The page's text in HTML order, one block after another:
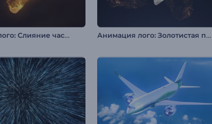
Анимация лого: Слияние частиц Анимация лого: Золотистая пыль